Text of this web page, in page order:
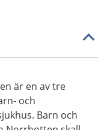
är en av tre
och
Barn och